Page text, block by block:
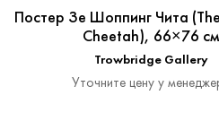
Постер Зе Шоппинг Чита
Cheetah), 66×76 см
Trowbridge Gallery
Уточните цену у